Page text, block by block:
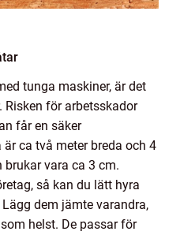
tunga maskiner, är det
för arbetsskador
får en säker
ca två meter breda och 4
vara ca 3 cm.
så kan du lätt hyra
dem jämte varandra,
helst. De passar för